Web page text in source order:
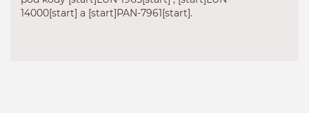
14000[start] a [start]PAN-7961[start].